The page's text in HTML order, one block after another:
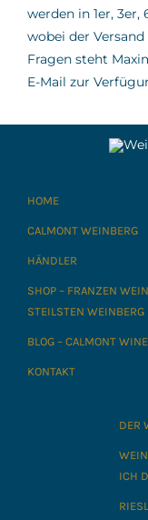
werden in 1er, 3er,
wobei der
Fragen steht
E-Mail zur
HOME
CALMONT WEINBERG
HÄNDLER
SHOP – FRANZEN
STEILSTEN WEINBERG
BLOG – CALMONT WINE
KONTAKT
DER
ICH